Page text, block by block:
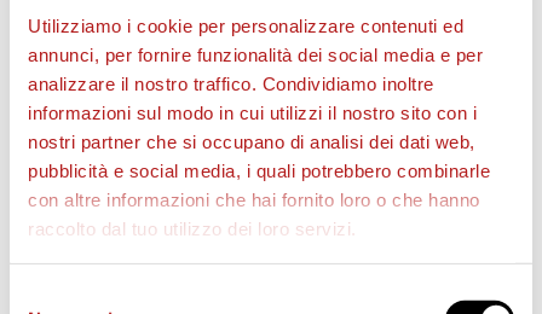
Utilizziamo i cookie per personalizzare contenuti ed
annunci, per fornire funzionalità dei social media e per
analizzare il nostro traffico. Condividiamo inoltre
informazioni sul modo in cui utilizzi il nostro sito con i
nostri partner che si occupano di analisi dei dati web,
pubblicità e social media, i quali potrebbero combinarle
con altre informazioni che hai fornito loro o che hanno
raccolto dal tuo utilizzo dei loro servizi.